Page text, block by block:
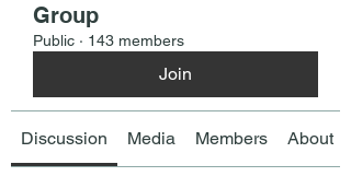
Group
Public · 143 members
Join
Discussion Media Members About